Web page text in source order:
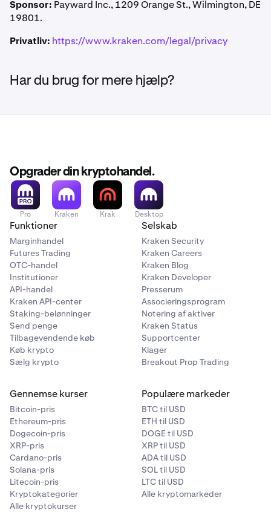
KFEE udligner automatisk Futures trading-gebyrer på
Kraken Pro. Intet handelsvolumen eller indskud er
faktiske ud-af-lommen-omkostninger (op til 25 $).
Kraken kan søge billighedsretlig lettelse ved enhver
kompetent domstol.
enhver tid. Manglende håndhævelse af en bestemmelse
udgør ikke et afkald. Ugyldige eller uigennemførlige
forbliver i kraft.
Sponsor: Payward Inc., 1209 Orange St., Wilmington, DE
19801.
Privatliv: https://www.kraken.com/legal/privacy
Har du brug for mere hjælp?
Opgrader din kryptohandel.
Pro Kraken Krak Desktop
Funktioner
Marginhandel
Futures Trading
OTC-handel
Institutioner
API-handel
Kraken API-center
Staking-belønninger
Send penge
Tilbagevendende køb
Køb krypto
Sælg krypto
Selskab
Kraken Security
Kraken Careers
Kraken Blog
Kraken Developer
Presserum
Associeringsprogram
Notering af aktiver
Kraken Status
Supportcenter
Klager
Breakout Prop Trading
Gennemse kurser
Bitcoin-pris
Ethereum-pris
Dogecoin-pris
XRP-pris
Cardano-pris
Solana-pris
Litecoin-pris
Kryptokategorier
Alle kryptokurser
Populære markeder
BTC til USD
ETH til USD
DOGE til USD
XRP til USD
ADA til USD
SOL til USD
LTC til USD
Alle kryptomarkeder